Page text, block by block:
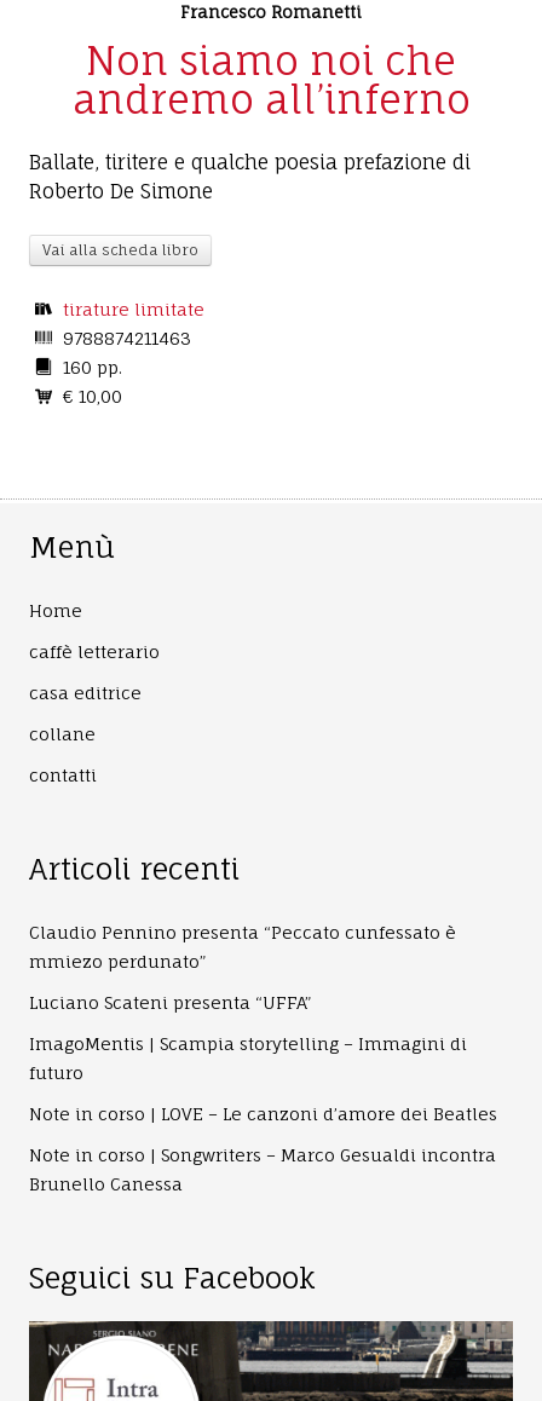
Francesco Romanetti
Non siamo noi che
andremo all’inferno
Ballate, tiritere e qualche poesia prefazione di
Roberto De Simone
Vai alla scheda libro
tirature limitate
9788874211463
160 pp.
€ 10,00
Menù
Home
caffè letterario
casa editrice
collane
contatti
Articoli recenti
Claudio Pennino presenta “Peccato cunfessato è
mmiezo perdunato”
Luciano Scateni presenta “UFFA”
ImagoMentis | Scampia storytelling – Immagini di
futuro
Note in corso | LOVE – Le canzoni d’amore dei Beatles
Note in corso | Songwriters – Marco Gesualdi incontra
Brunello Canessa
Seguici su Facebook